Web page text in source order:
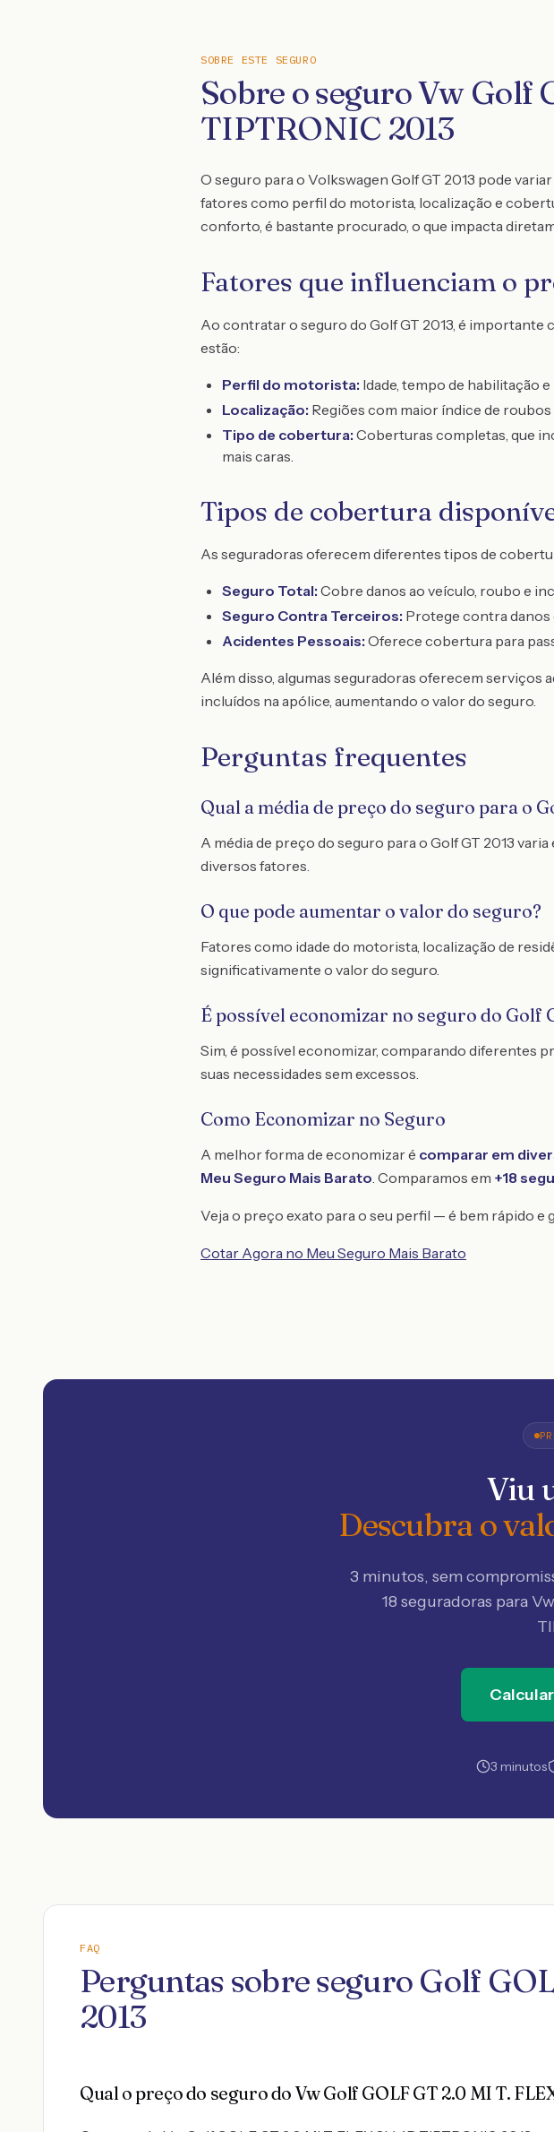
SOBRE ESTE SEGURO
Sobre o seguro Vw Golf
TIPTRONIC 2013
O seguro para o Volkswagen Golf GT 2013 pode
fatores como perfil do motorista, localização e
conforto, é bastante procurado, o que impacta
Fatores que influenciam o
Ao contratar o seguro do Golf GT 2013, é
estão:
Perfil do motorista: Idade, tempo de habilitação
Localização: Regiões com maior índice de
Tipo de cobertura: Coberturas completas, que
mais caras.
Tipos de cobertura
As seguradoras oferecem diferentes tipos de
Seguro Total: Cobre danos ao veículo, roubo e
Seguro Contra Terceiros: Protege contra danos
Acidentes Pessoais: Oferece cobertura para
Além disso, algumas seguradoras oferecem serviços
incluídos na apólice, aumentando o valor do seguro.
Perguntas frequentes
Qual a média de preço do seguro para o
A média de preço do seguro para o Golf GT 2013
diversos fatores.
O que pode aumentar o valor do seguro?
Fatores como idade do motorista, localização de
significativamente o valor do seguro.
É possível economizar no seguro do Golf
Sim, é possível economizar, comparando diferentes
suas necessidades sem excessos.
Como Economizar no Seguro
A melhor forma de economizar é comparar em
Meu Seguro Mais Barato. Comparamos em +18
Veja o preço exato para o seu perfil — é bem rápido e
Cotar Agora no Meu Seguro Mais Barato
Viu
Descubra o
3 minutos, sem
18 seguradoras para
3 minutos
FAQ
Perguntas sobre seguro Golf
2013
Qual o preço do seguro do Vw Golf GOLF GT 2.0 MI T.